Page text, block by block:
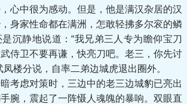
心中很为感动。但是，他是满汉杂居的汉
身家性命都在满洲，怎敢轻拂多尔衮的鳞
沉静地说道：“我兄弟三人专为瞻仰宝刀
侍卫不要再谦，快亮刀吧。老三，你先讨
凤楼分说，自率二弟边城虎退出圈外。
虑对策时，三边中的老三边城豹已亮出
腕，震起了一阵慑人魂魄的暴响。双眼直